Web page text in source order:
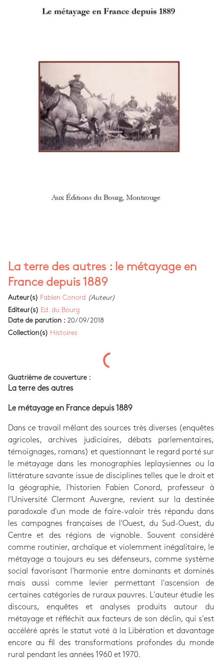
La terre des autres : le métayage en
France depuis 1889
Auteur(s) Fabien Conord (Auteur)
Editeur(s) Ed. du Bourg
Date de parution : 20/09/2018
Collection(s) Histoires
Quatrième de couverture :
La terre des autres
Le métayage en France depuis 1889
Dans ce travail mêlant des sources très diverses (enquêtes
agricoles, archives judiciaires, débats parlementaires,
témoignages, romans) et questionnant le regard porté sur
le métayage dans les monographies leplaysiennes ou la
littérature savante issue de disciplines telles que le droit et
la géographie, l'historien Fabien Conord, professeur à
l'Université Clermont Auvergne, revient sur la destinée
paradoxale d'un mode de faire-valoir très répandu dans
les campagnes françaises de l'Ouest, du Sud-Ouest, du
Centre et des régions de vignoble. Souvent considéré
comme routinier, archaïque et violemment inégalitaire, le
métayage a toujours eu ses défenseurs, comme système
social favorisant l'harmonie entre dominants et dominés
mais aussi comme levier permettant l'ascension de
certaines catégories de ruraux pauvres. L'auteur étudie les
discours, enquêtes et analyses produits autour du
métayage et réfléchit aux facteurs de son déclin, qui s'est
accéléré après le statut voté à la Libération et davantage
encore au fil des transformations profondes du monde
rural pendant les années 1960 et 1970.